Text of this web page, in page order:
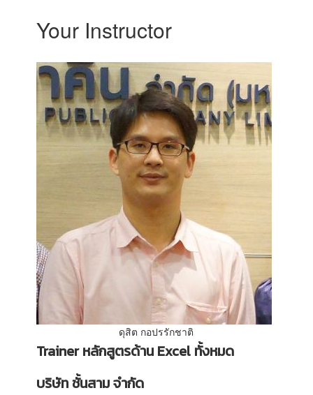
Your Instructor
ดุสิต กอปรรักชาติ
Trainer หลักสูตรด้าน Excel ทั้งหมด
บริษัท ชั้นสาม จำกัด